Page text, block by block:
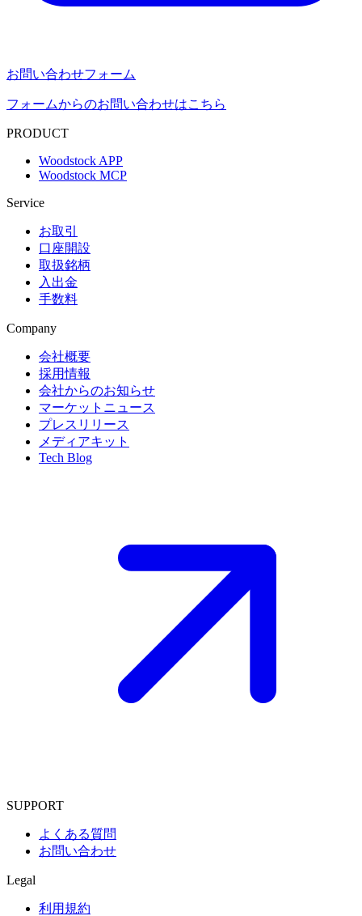
お問い合わせフォーム
フォームからのお問い合わせはこちら
PRODUCT
Woodstock APP
Woodstock MCP
Service
お取引
口座開設
取扱銘柄
入出金
手数料
Company
会社概要
採用情報
会社からのお知らせ
マーケットニュース
プレスリリース
メディアキット
Tech Blog
SUPPORT
よくある質問
お問い合わせ
Legal
利用規約